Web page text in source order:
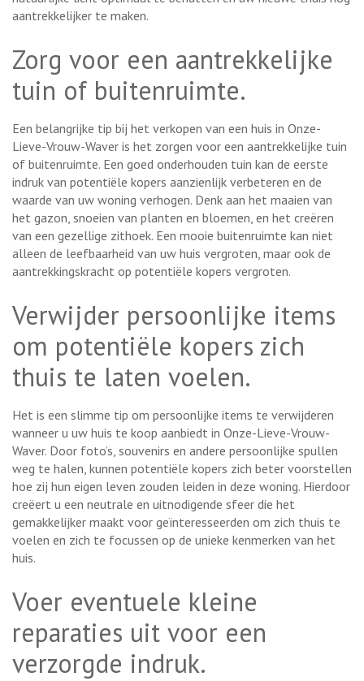
aantrekkelijker te maken.
Zorg voor een aantrekkelijke
tuin of buitenruimte.
Een belangrijke tip bij het verkopen van een huis in Onze-
Lieve-Vrouw-Waver is het zorgen voor een aantrekkelijke tuin
of buitenruimte. Een goed onderhouden tuin kan de eerste
indruk van potentiële kopers aanzienlijk verbeteren en de
waarde van uw woning verhogen. Denk aan het maaien van
het gazon, snoeien van planten en bloemen, en het creëren
van een gezellige zithoek. Een mooie buitenruimte kan niet
alleen de leefbaarheid van uw huis vergroten, maar ook de
aantrekkingskracht op potentiële kopers vergroten.
Verwijder persoonlijke items
om potentiële kopers zich
thuis te laten voelen.
Het is een slimme tip om persoonlijke items te verwijderen
wanneer u uw huis te koop aanbiedt in Onze-Lieve-Vrouw-
Waver. Door foto’s, souvenirs en andere persoonlijke spullen
weg te halen, kunnen potentiële kopers zich beter voorstellen
hoe zij hun eigen leven zouden leiden in deze woning. Hierdoor
creëert u een neutrale en uitnodigende sfeer die het
gemakkelijker maakt voor geïnteresseerden om zich thuis te
voelen en zich te focussen op de unieke kenmerken van het
huis.
Voer eventuele kleine
reparaties uit voor een
verzorgde indruk.